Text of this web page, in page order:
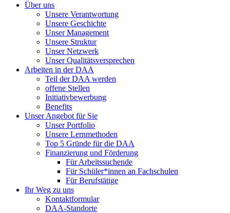
Über uns
Unsere Verantwortung
Unsere Geschichte
Unser Management
Unsere Struktur
Unser Netzwerk
Unser Qualitätsversprechen
Arbeiten in der DAA
Teil der DAA werden
offene Stellen
Initiativbewerbung
Benefits
Unser Angebot für Sie
Unser Portfolio
Unsere Lernmethoden
Top 5 Gründe für die DAA
Finanzierung und Förderung
Für Arbeitssuchende
Für Schüler*innen an Fachschulen
Für Berufstätige
Ihr Weg zu uns
Kontaktformular
DAA-Standorte